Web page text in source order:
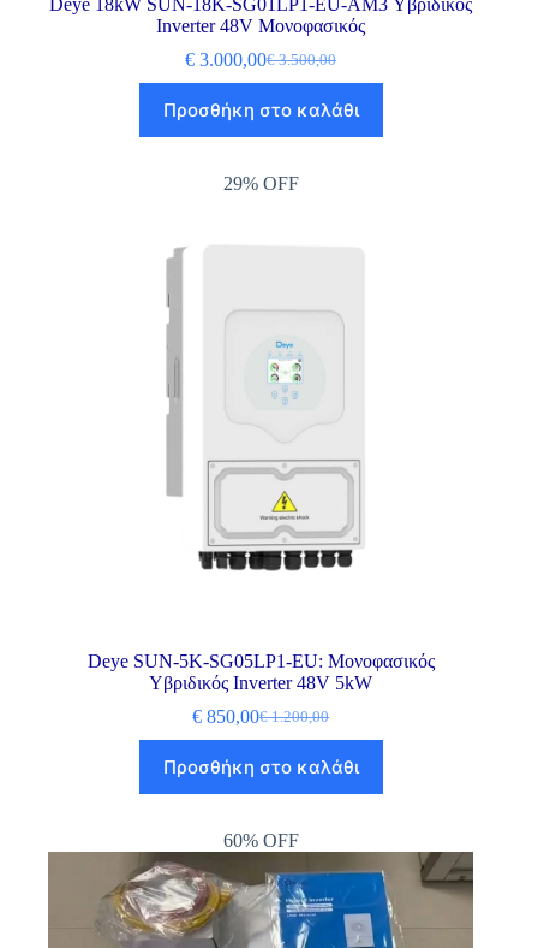
Deye 18kW SUN-18K-SG01LP1-EU-AM3 Υβριδικός
Inverter 48V Μονοφασικός
€3.500,00
€ 3.000,00
Προσθήκη στο καλάθι
29% OFF
Deye SUN-5K-SG05LP1-EU: Μονοφασικός
Υβριδικός Inverter 48V 5kW
€1.200,00
€ 850,00
Προσθήκη στο καλάθι
60% OFF